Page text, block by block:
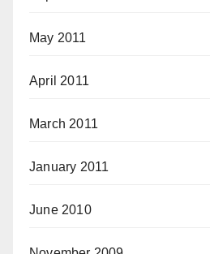
May 2011
April 2011
March 2011
January 2011
June 2010